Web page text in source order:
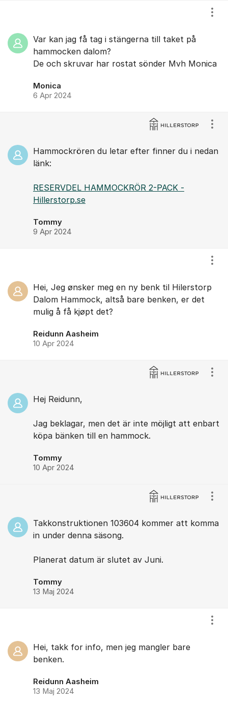
Var kan jag få tag i stängerna till taket på
hammocken dalom?
De och skruvar har rostat sönder Mvh Monica
Monica
6 Apr 2024
Hammockrören du letar efter finner du i nedan
länk:
RESERVDEL HAMMOCKRÖR 2-PACK -
Hillerstorp.se
Tommy
9 Apr 2024
Hei, Jeg ønsker meg en ny benk til Hilerstorp
Dalom Hammock, altså bare benken, er det
mulig å få kjøpt det?
Reidunn Aasheim
10 Apr 2024
Hej Reidunn,
Jag beklagar, men det är inte möjligt att enbart
köpa bänken till en hammock.
Tommy
10 Apr 2024
Takkonstruktionen 103604 kommer att komma
in under denna säsong.
Planerat datum är slutet av Juni.
Tommy
13 Maj 2024
Hei, takk for info, men jeg mangler bare
benken.
Reidunn Aasheim
13 Maj 2024